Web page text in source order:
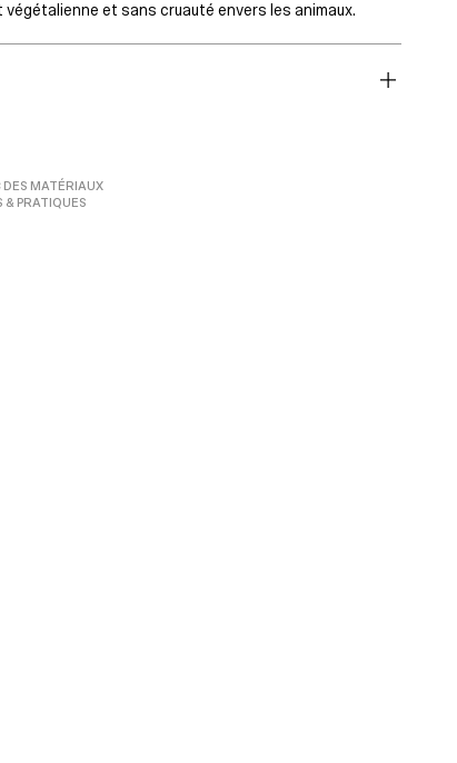
et sans cruauté envers les animaux.
DES MATÉRIAUX
& PRATIQUES